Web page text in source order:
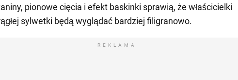
pionowe cięcia i efekt baskinki sprawią, że właścicielki
sylwetki będą wyglądać bardziej filigranowo.
REKLAMA